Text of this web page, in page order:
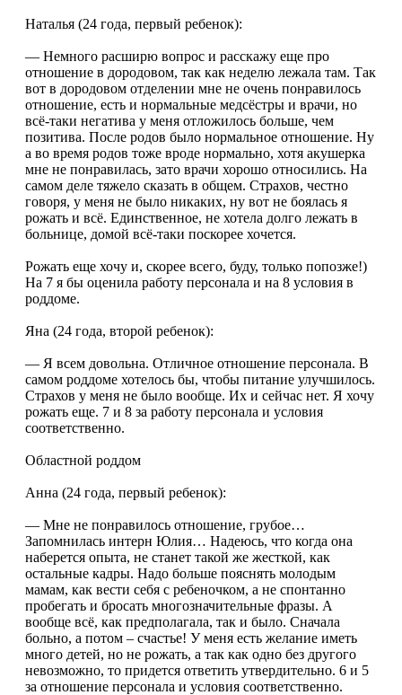
Наталья (24 года, первый ребенок):
— Немного расширю вопрос и расскажу еще про
отношение в дородовом, так как неделю лежала там. Так
вот в дородовом отделении мне не очень понравилось
отношение, есть и нормальные медсёстры и врачи, но
всё-таки негатива у меня отложилось больше, чем
позитива. После родов было нормальное отношение. Ну
а во время родов тоже вроде нормально, хотя акушерка
мне не понравилась, зато врачи хорошо относились. На
самом деле тяжело сказать в общем. Страхов, честно
говоря, у меня не было никаких, ну вот не боялась я
рожать и всё. Единственное, не хотела долго лежать в
больнице, домой всё-таки поскорее хочется.
Рожать еще хочу и, скорее всего, буду, только попозже!)
На 7 я бы оценила работу персонала и на 8 условия в
роддоме.
Яна (24 года, второй ребенок):
— Я всем довольна. Отличное отношение персонала. В
самом роддоме хотелось бы, чтобы питание улучшилось.
Страхов у меня не было вообще. Их и сейчас нет. Я хочу
рожать еще. 7 и 8 за работу персонала и условия
соответственно.
Областной роддом
Анна (24 года, первый ребенок):
— Мне не понравилось отношение, грубое…
Запомнилась интерн Юлия… Надеюсь, что когда она
наберется опыта, не станет такой же жесткой, как
остальные кадры. Надо больше пояснять молодым
мамам, как вести себя с ребеночком, а не спонтанно
пробегать и бросать многозначительные фразы. А
вообще всё, как предполагала, так и было. Сначала
больно, а потом – счастье! У меня есть желание иметь
много детей, но не рожать, а так как одно без другого
невозможно, то придется ответить утвердительно. 6 и 5
за отношение персонала и условия соответственно.